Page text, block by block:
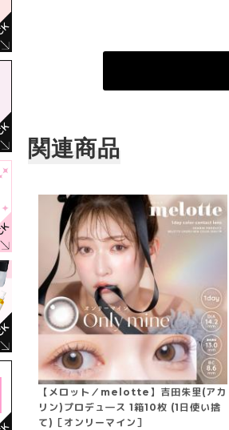
関連商品
【メロット／melotte】吉田朱里(アカ
リン)プロデュ―ス 1箱10枚 (1日使い捨
て)［オンリーマイン］